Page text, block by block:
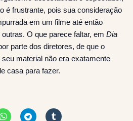
é frustrante, pois sua consideração
em um filme até então
O que parece faltar, em Dia
parte dos diretores, de que o
material não era exatamente
casa para fazer.